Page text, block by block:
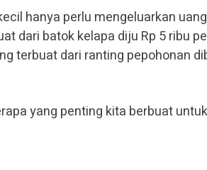
hanya perlu mengeluarkan
dari batok kelapa diju Rp 5 ribu
terbuat dari ranting pepohonan
yang penting kita berbuat